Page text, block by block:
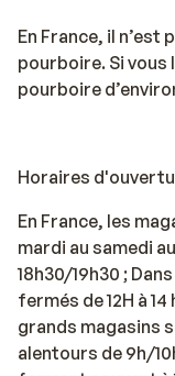
En France, il
pourboire. Si vous
pourboire
Horaires
En France, les
mardi au samedi
18h30/19h30 ;
fermés de 12H à
grands magasins
alentours de 9h/